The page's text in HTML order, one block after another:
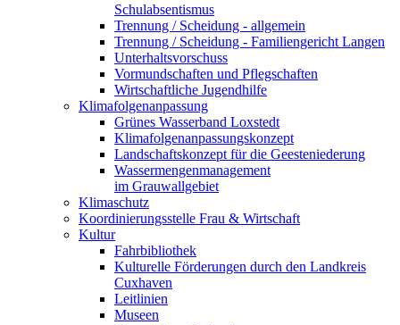
Schulabsentismus
Trennung / Scheidung - allgemein
Trennung / Scheidung - Familiengericht Langen
Unterhaltsvorschuss
Vormundschaften und Pflegschaften
Wirtschaftliche Jugendhilfe
Klimafolgenanpassung
Grünes Wasserband Loxstedt
Klimafolgenanpassungskonzept
Landschaftskonzept für die Geesteniederung
Wassermengenmanagement
im Grauwallgebiet
Klimaschutz
Koordinierungsstelle Frau & Wirtschaft
Kultur
Fahrbibliothek
Kulturelle Förderungen durch den Landkreis
Cuxhaven
Leitlinien
Museen